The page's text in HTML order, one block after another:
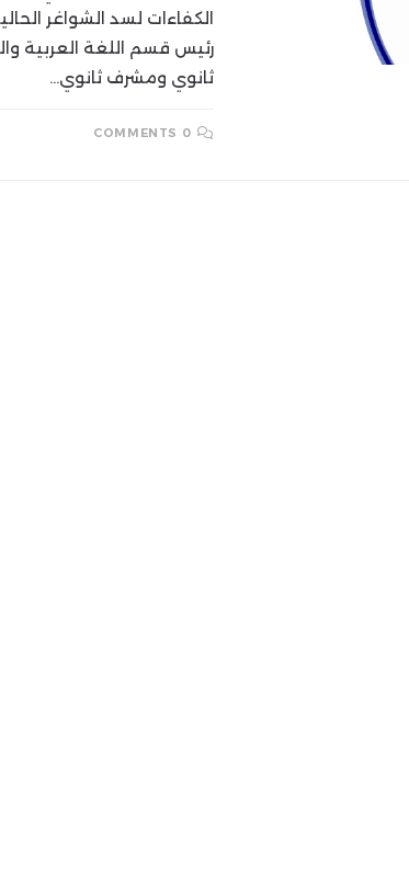
الكفاءات لسد الشواغر
رئيس قسم اللغة العربية
ثانوي ومشرف ثانوي…
0 COMMENTS